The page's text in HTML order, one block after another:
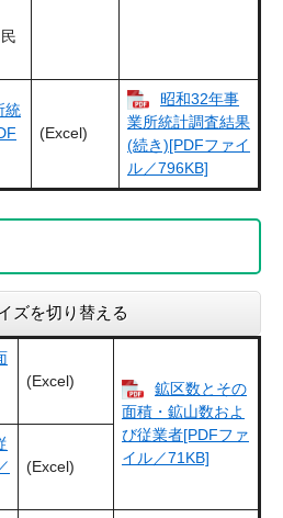
統
(Excel)
昭和32年事
業所統計調査結果
(続き)[PDFファイ
ル／796KB]
ズを切り替える
(Excel)
鉱区数とその
面積・鉱山数およ
び従業者[PDFファ
イル／71KB]
(Excel)